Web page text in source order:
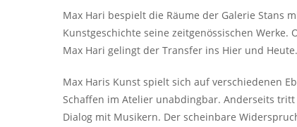
Max Hari bespielt die Räume der Galerie Stans
Kunstgeschichte seine zeitgenössischen
Max Hari gelingt der Transfer ins Hier und Heute.
Max Haris Kunst spielt sich auf verschiedenen
Schaffen im Atelier unabdingbar. Anderseits
Dialog mit Musikern. Der scheinbare